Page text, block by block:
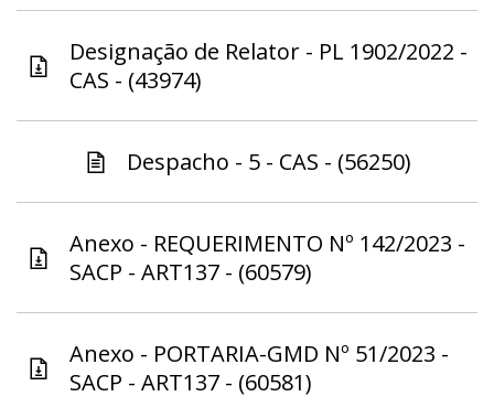
Designação de Relator - PL 1902/2022 -
CAS - (43974)
Despacho - 5 - CAS - (56250)
Anexo - REQUERIMENTO Nº 142/2023 -
SACP - ART137 - (60579)
Anexo - PORTARIA-GMD Nº 51/2023 -
SACP - ART137 - (60581)